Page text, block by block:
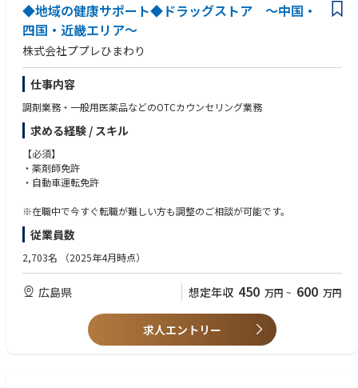
ター、居宅介護支援事業所を定期的に訪問し、ソーシャルワーカーやケア
マネジャーの皆様へ当社のサービスのご案内と、入居検討者様のヒアリン
グなどを行います。
◆地域の健康サポート◆ドラッグストア ～中国・
四国・近畿エリア～
株式会社ププレひまわり
仕事内容
調剤業務・一般用医薬品などのOTCカウンセリング業務
求める経験 / スキル
【必須】
・薬剤師免許
・自動車運転免許
※在職中で今すぐ転職が難しい方も調整のご相談が可能です。
従業員数
2,703名 （2025年4月時点）
広島県 想定年収 450 万円 ~ 600 万円
求人エントリー